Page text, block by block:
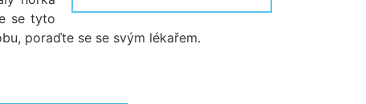
se tyto
poraďte se se svým lékařem.